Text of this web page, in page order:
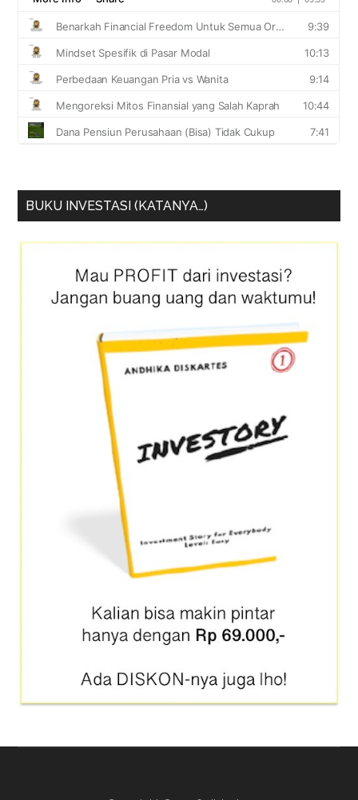
BUKU INVESTASI (KATANYA…)